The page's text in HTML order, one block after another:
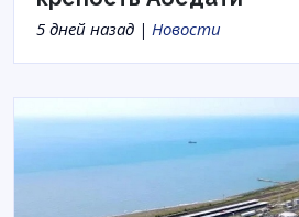
5 дней назад | Новости